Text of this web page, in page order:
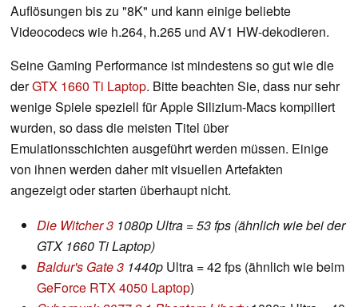
Auflösungen bis zu "8K" und kann einige beliebte
Videocodecs wie h.264, h.265 und AV1 HW-dekodieren.
Seine Gaming Performance ist mindestens so gut wie die
derGTX 1660 Ti Laptop. Bitte beachten Sie, dass nur sehr
wenige Spiele speziell für Apple Silizium-Macs kompiliert
wurden, so dass die meisten Titel über
Emulationsschichten ausgeführt werden müssen. Einige
von ihnen werden daher mit visuellen Artefakten
angezeigt oder starten überhaupt nicht.
Die Witcher 3 1080p Ultra = 53 fps (ähnlich wie bei der
GTX 1660 Ti Laptop)
Baldur's Gate 3 1440p Ultra = 42 fps (ähnlich wie beim
GeForce RTX 4050 Laptop)